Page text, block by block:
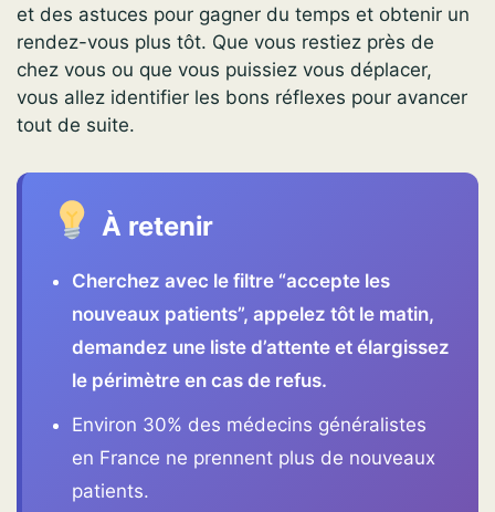
et des astuces pour gagner du temps et obtenir un
rendez-vous plus tôt. Que vous restiez près de
chez vous ou que vous puissiez vous déplacer,
vous allez identifier les bons réflexes pour avancer
tout de suite.
À retenir
Cherchez avec le filtre “accepte les
nouveaux patients”, appelez tôt le matin,
demandez une liste d’attente et élargissez
le périmètre en cas de refus.
Environ 30% des médecins généralistes
en France ne prennent plus de nouveaux
patients.